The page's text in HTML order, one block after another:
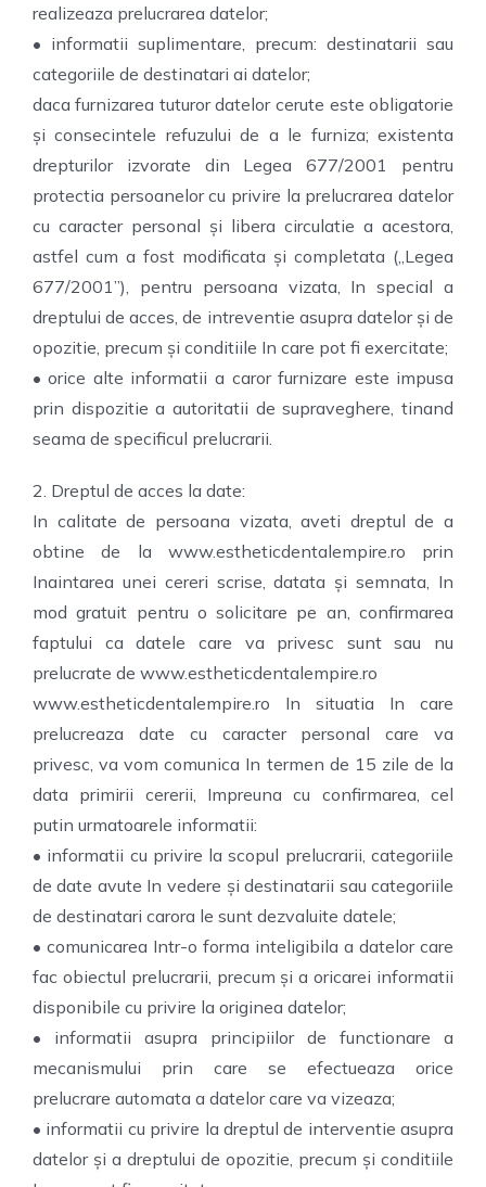
realizeaza prelucrarea datelor;
• informatii suplimentare, precum: destinatarii sau
categoriile de destinatari ai datelor;
daca furnizarea tuturor datelor cerute este obligatorie
și consecintele refuzului de a le furniza; existenta
drepturilor izvorate din Legea 677/2001 pentru
protectia persoanelor cu privire la prelucrarea datelor
cu caracter personal și libera circulatie a acestora,
astfel cum a fost modificata și completata („Legea
677/2001”), pentru persoana vizata, In special a
dreptului de acces, de intreventie asupra datelor și de
opozitie, precum și conditiile In care pot fi exercitate;
• orice alte informatii a caror furnizare este impusa
prin dispozitie a autoritatii de supraveghere, tinand
seama de specificul prelucrarii.
2. Dreptul de acces la date:
In calitate de persoana vizata, aveti dreptul de a
obtine de la www.estheticdentalempire.ro prin
Inaintarea unei cereri scrise, datata și semnata, In
mod gratuit pentru o solicitare pe an, confirmarea
faptului ca datele care va privesc sunt sau nu
prelucrate de www.estheticdentalempire.ro
www.estheticdentalempire.ro In situatia In care
prelucreaza date cu caracter personal care va
privesc, va vom comunica In termen de 15 zile de la
data primirii cererii, Impreuna cu confirmarea, cel
putin urmatoarele informatii:
• informatii cu privire la scopul prelucrarii, categoriile
de date avute In vedere și destinatarii sau categoriile
de destinatari carora le sunt dezvaluite datele;
• comunicarea Intr-o forma inteligibila a datelor care
fac obiectul prelucrarii, precum și a oricarei informatii
disponibile cu privire la originea datelor;
• informatii asupra principiilor de functionare a
mecanismului prin care se efectueaza orice
prelucrare automata a datelor care va vizeaza;
• informatii cu privire la dreptul de interventie asupra
datelor și a dreptului de opozitie, precum și conditiile